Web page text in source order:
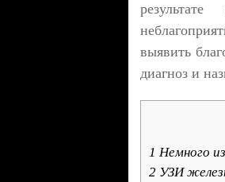
выявить
диагноз и
1 Немного
2 УЗИ